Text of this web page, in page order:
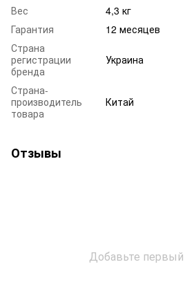
Вес
4,3 кг
Гарантия
12 месяцев
Страна
регистрации
бренда
Украина
Страна-
производитель
товара
Китай
Отзывы
Добавьте